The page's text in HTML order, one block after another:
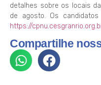
detalhes sobre os locais
de agosto. Os
https://
Compartilhe